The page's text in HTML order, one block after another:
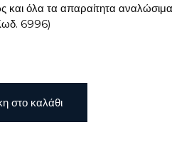
και όλα τα απαραίτητα αναλώσιμα
6996)
στο καλάθι